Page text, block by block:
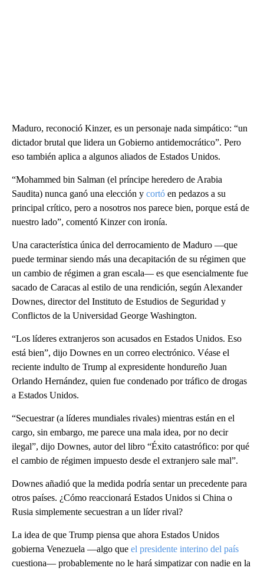
Maduro, reconoció Kinzer, es un personaje nada simpático: “un
dictador brutal que lidera un Gobierno antidemocrático”. Pero
eso también aplica a algunos aliados de Estados Unidos.
“Mohammed bin Salman (el príncipe heredero de Arabia
Saudita) nunca ganó una elección y cortó en pedazos a su
principal crítico, pero a nosotros nos parece bien, porque está de
nuestro lado”, comentó Kinzer con ironía.
Una característica única del derrocamiento de Maduro —que
puede terminar siendo más una decapitación de su régimen que
un cambio de régimen a gran escala— es que esencialmente fue
sacado de Caracas al estilo de una rendición, según Alexander
Downes, director del Instituto de Estudios de Seguridad y
Conflictos de la Universidad George Washington.
“Los líderes extranjeros son acusados ​​en Estados Unidos. Eso
está bien”, dijo Downes en un correo electrónico. Véase el
reciente indulto de Trump al expresidente hondureño Juan
Orlando Hernández, quien fue condenado por tráfico de drogas
a Estados Unidos.
“Secuestrar (a líderes mundiales rivales) mientras están en el
cargo, sin embargo, me parece una mala idea, por no decir
ilegal”, dijo Downes, autor del libro “Éxito catastrófico: por qué
el cambio de régimen impuesto desde el extranjero sale mal”.
Downes añadió que la medida podría sentar un precedente para
otros países. ¿Cómo reaccionará Estados Unidos si China o
Rusia simplemente secuestran a un líder rival?
La idea de que Trump piensa que ahora Estados Unidos
gobierna Venezuela —algo que el presidente interino del país
cuestiona— probablemente no le hará simpatizar con nadie en la